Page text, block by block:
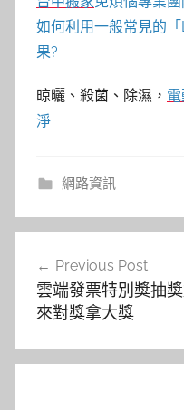
如何利用一般常見的「
果?
晾曬、殺菌、除濕，
淨
網路資訊
覽
Previous Post
雲端發票特別獎抽
來對獎拿大獎